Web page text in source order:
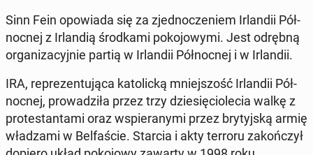
Sinn Fein opo­wia­da się za zjed­no­cze­niem Ir­lan­dii Pół­
noc­nej z Ir­lan­dią środ­ka­mi po­ko­jo­wy­mi. Jest odrębną
or­ga­ni­za­cyj­nie partią w Ir­lan­dii Pół­noc­nej i w Ir­lan­dii.
IRA, re­pre­zen­tu­ją­ca ka­to­lic­ką mniej­szość Ir­lan­dii Pół­
noc­nej, pro­wa­dzi­ła przez trzy dzie­się­cio­le­cia walkę z
pro­te­stan­ta­mi oraz wspie­ra­ny­mi przez bry­tyj­ską armię
wła­dza­mi w Bel­fa­ście. Starcia i akty terroru za­koń­czył